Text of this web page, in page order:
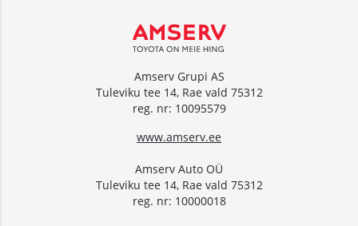
Amserv Grupi AS
Tuleviku tee 14, Rae vald 75312
reg. nr: 10095579
www.amserv.ee
Amserv Auto OÜ
Tuleviku tee 14, Rae vald 75312
reg. nr: 10000018